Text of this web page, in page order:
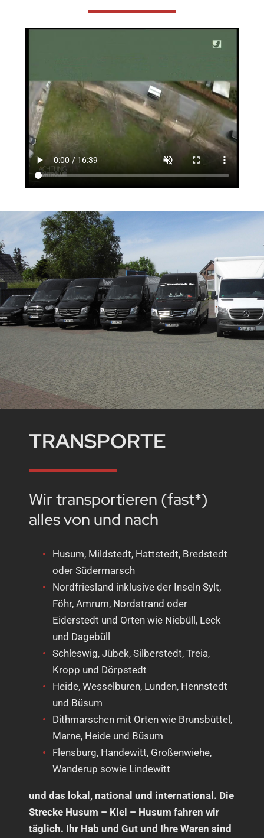
TRANSPORTE
Wir transportieren (fast*)
alles von und nach
Husum, Mildstedt, Hattstedt, Bredstedt
oder Südermarsch
Nordfriesland inklusive der Inseln Sylt,
Föhr, Amrum, Nordstrand oder
Eiderstedt und Orten wie Niebüll, Leck
und Dagebüll
Schleswig, Jübek, Silberstedt, Treia,
Kropp und Dörpstedt
Heide, Wesselburen, Lunden, Hennstedt
und Büsum
Dithmarschen mit Orten wie Brunsbüttel,
Marne, Heide und Büsum
Flensburg, Handewitt, Großenwiehe,
Wanderup sowie Lindewitt
und das lokal, national und international. Die
Strecke Husum – Kiel – Husum fahren wir
täglich. Ihr Hab und Gut und Ihre Waren sind